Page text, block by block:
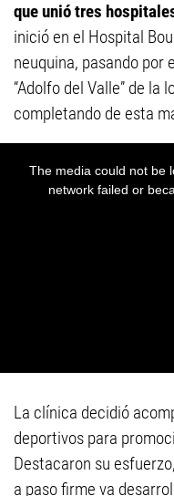
que unió tres
inició en el Hospital
neuquina, pasando por
“Adolfo del Valle” de la
completando de esta
La clínica decidió
deportivos para
Destacaron su
a paso firme va